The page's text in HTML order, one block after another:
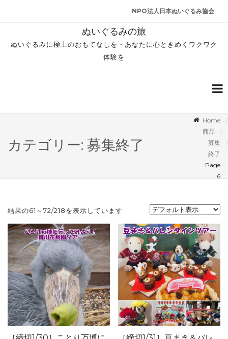
NPO法人日本ぬいぐるみ協会
ぬいぐるみの旅
ぬいぐるみに極上のおもてなしを・あなたに心ときめくワクワク
体験を
カテゴリー: 募集終了
Home
商品
募集
終了
Page
6
結果の61～72/218を表示しています